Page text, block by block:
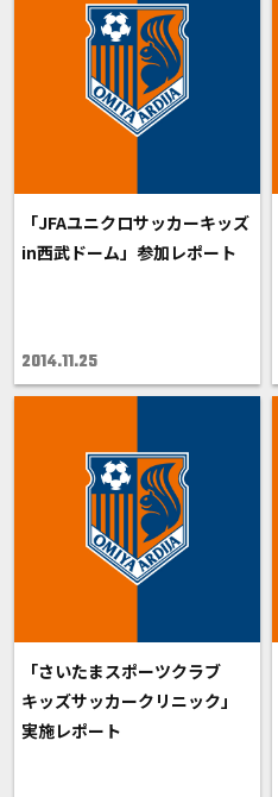
「JFAユニクロサッカーキッズ
in西武ドーム」参加レポート
2014.11.25
「さいたまスポーツクラブ
キッズサッカークリニック」
実施レポート